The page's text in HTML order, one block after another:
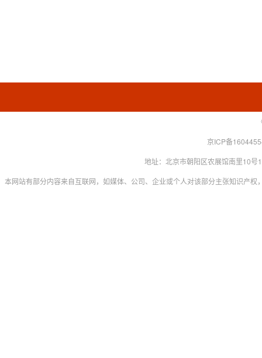
京ICP备
地址：北京市朝阳区农展馆南里10
本网站有部分内容来自互联网，如媒体、公司、企业或个人对该部分主张知识产